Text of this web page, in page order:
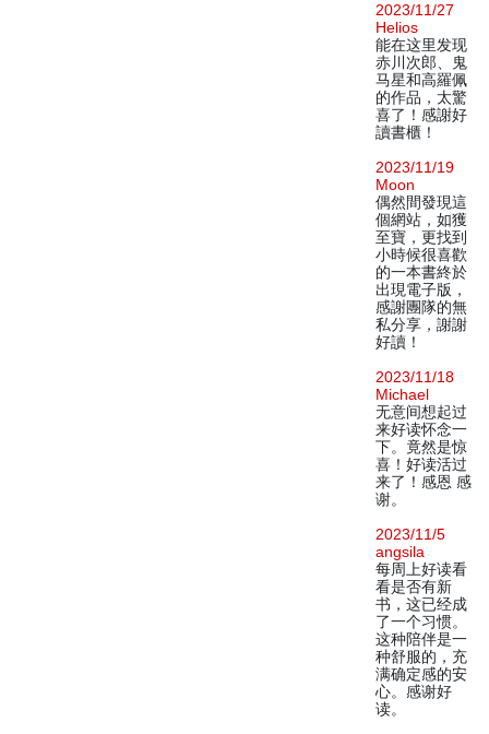
2023/11/27
Helios
能在这里发现
赤川次郎、鬼
马星和高羅佩
的作品，太驚
喜了！感謝好
讀書櫃！
2023/11/19
Moon
偶然間發現這
個網站，如獲
至寶，更找到
小時候很喜歡
的一本書終於
出現電子版，
感謝團隊的無
私分享，謝謝
好讀！
2023/11/18
Michael
无意间想起过
来好读怀念一
下。竟然是惊
喜！好读活过
来了！感恩 感
谢。
2023/11/5
angsila
每周上好读看
看是否有新
书，这已经成
了一个习惯。
这种陪伴是一
种舒服的，充
满确定感的安
心。感谢好
读。